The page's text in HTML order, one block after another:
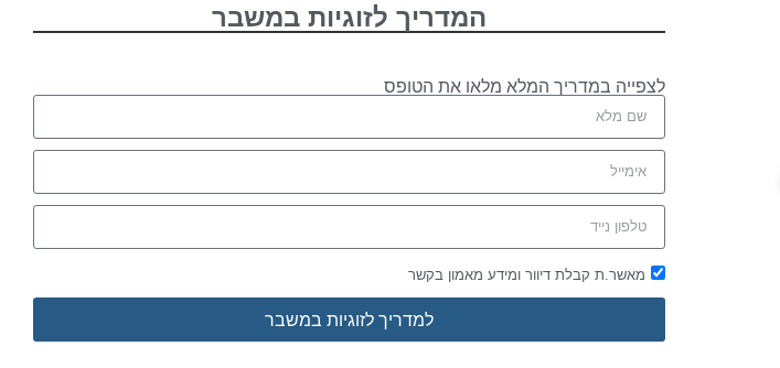
המדריך לזוגיות במשבר
לצפייה במדריך המלא מלאו את הטופס
מאשר.ת קבלת דיוור ומידע מאמון בקשר
למדריך לזוגיות במשבר